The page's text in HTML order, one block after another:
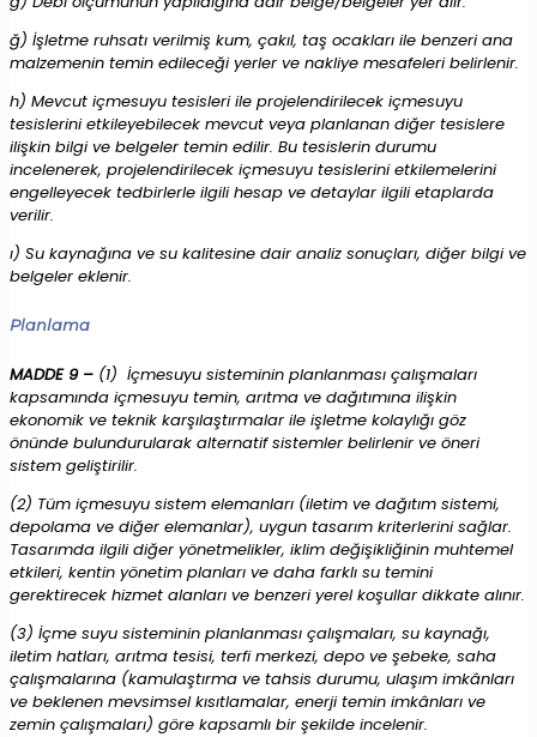
ğ) İşletme ruhsatı verilmiş kum, çakıl, taş ocakları ile benzeri ana
malzemenin temin edileceği yerler ve nakliye mesafeleri belirlenir.
h) Mevcut içmesuyu tesisleri ile projelendirilecek içmesuyu
tesislerini etkileyebilecek mevcut veya planlanan diğer tesislere
ilişkin bilgi ve belgeler temin edilir. Bu tesislerin durumu
incelenerek, projelendirilecek içmesuyu tesislerini etkilemelerini
engelleyecek tedbirlerle ilgili hesap ve detaylar ilgili etaplarda
verilir.
ı) Su kaynağına ve su kalitesine dair analiz sonuçları, diğer bilgi ve
belgeler eklenir.
Planlama
MADDE 9 – (1) İçmesuyu sisteminin planlanması çalışmaları
kapsamında içmesuyu temin, arıtma ve dağıtımına ilişkin
ekonomik ve teknik karşılaştırmalar ile işletme kolaylığı göz
önünde bulundurularak alternatif sistemler belirlenir ve öneri
sistem geliştirilir.
(2) Tüm içmesuyu sistem elemanları (iletim ve dağıtım sistemi,
depolama ve diğer elemanlar), uygun tasarım kriterlerini sağlar.
Tasarımda ilgili diğer yönetmelikler, iklim değişikliğinin muhtemel
etkileri, kentin yönetim planları ve daha farklı su temini
gerektirecek hizmet alanları ve benzeri yerel koşullar dikkate alınır.
(3) İçme suyu sisteminin planlanması çalışmaları, su kaynağı,
iletim hatları, arıtma tesisi, terfi merkezi, depo ve şebeke, saha
çalışmalarına (kamulaştırma ve tahsis durumu, ulaşım imkânları
ve beklenen mevsimsel kısıtlamalar, enerji temin imkânları ve
zemin çalışmaları) göre kapsamlı bir şekilde incelenir.